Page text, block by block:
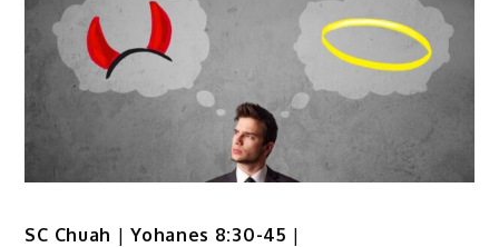
SC Chuah |Yohanes 8:30-45 |